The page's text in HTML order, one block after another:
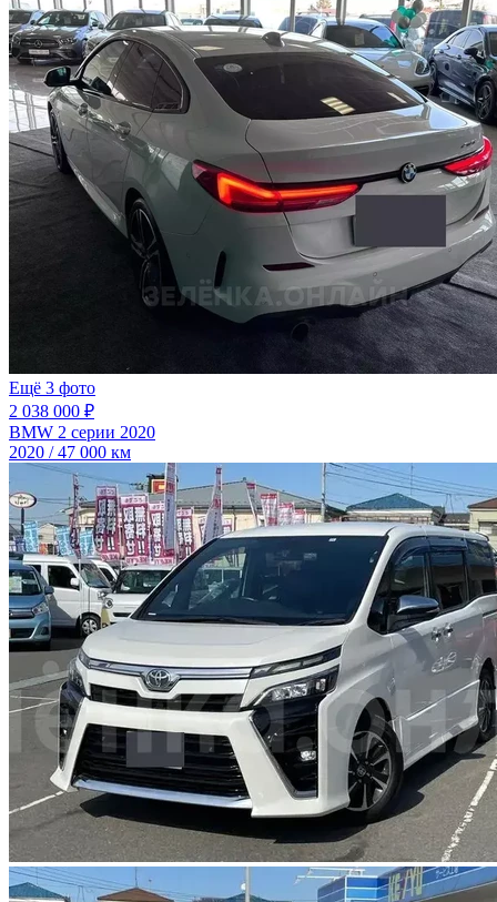
Ещё 3 фото
2 038 000 ₽
BMW 2 серии 2020
2020 / 47 000 км